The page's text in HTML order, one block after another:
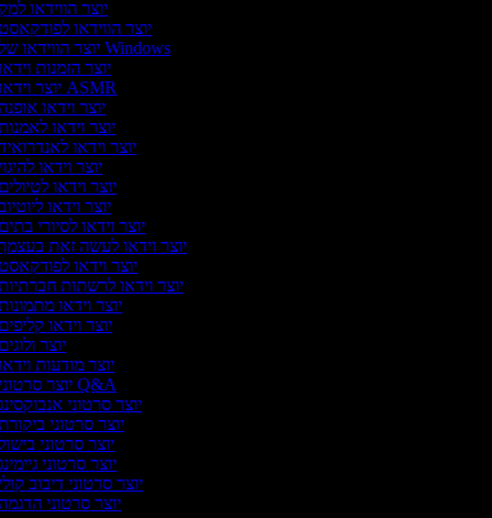
יוצר הווידאו
יוצר הווידאו
יוצר הווידאו של Windows
יוצר הזמנות
יוצר וידאו ASMR
יוצר וידאו
יוצר וידאו
יוצר וידאו
יוצר וידאו
יוצר וידאו
יוצר וידאו
יוצר וידאו לסיורי
יוצר וידאו לעשה זאת
יוצר וידאו
יוצר וידאו לרשתות
יוצר וידאו
יוצר וידאו
יוצר
יוצר מודעות
יוצר סרטוני Q&A
יוצר סרטוני
יוצר סרטוני
יוצר סרטוני
יוצר סרטוני
יוצר סרטוני דיבוב
יוצר סרטוני